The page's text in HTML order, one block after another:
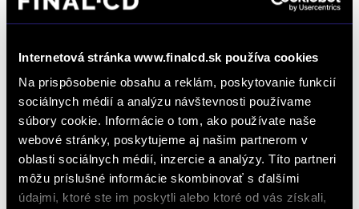
Internetová stránka www.finalcd.sk používa cookies
Na prispôsobenie obsahu a reklám, poskytovanie funkcií
sociálnych médií a analýzu návštevnosti používame
súbory cookie. Informácie o tom, ako používate naše
webové stránky, poskytujeme aj našim partnerom v
oblasti sociálnych médií, inzercie a analýzy. Títo partneri
môžu príslušné informácie skombinovať s ďalšími
údajmi, ktoré ste im poskytli alebo ktoré od vás získali,
Spoločnosť:
Telefón: *